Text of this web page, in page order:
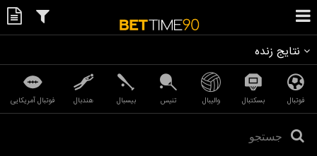
نتایج زنده
فوتبال بسکتبال والیبال تنیس بیسبال هندبال فوتبال آمریکایی